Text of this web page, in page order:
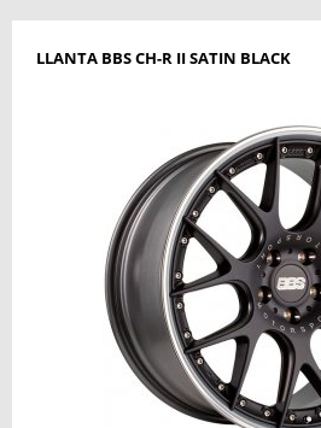
LLANTA BBS CH-R II SATIN BLACK